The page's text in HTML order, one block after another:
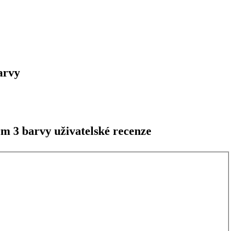
3 barvy uživatelské recenze